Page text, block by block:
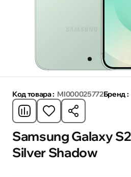
Код товара : MI000025772Бренд :
Samsung Galaxy
Silver Shadow